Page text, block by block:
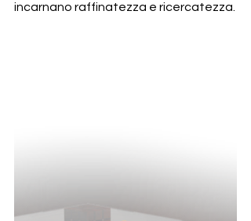
incarnano raffinatezza e ricercatezza.